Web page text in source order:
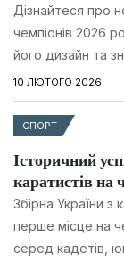
Дізнайтеся про
чемпіонів 2026
його дизайн та
10 ЛЮТОГО 2026
СПОРТ
Історичний
каратистів на
Збірна України з
перше місце на
серед кадетів,